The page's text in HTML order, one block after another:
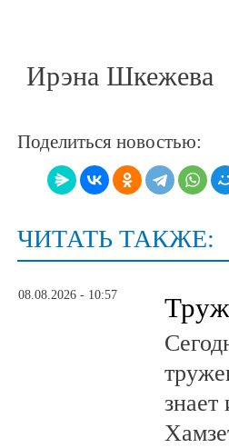
Ирэна Шкежева
Поделиться новостью:
ЧИТАТЬ ТАКЖЕ:
08.08.2026 - 10:57